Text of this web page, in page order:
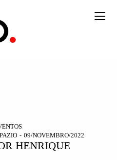
09/NOVEMBRO/2022
HENRIQUE